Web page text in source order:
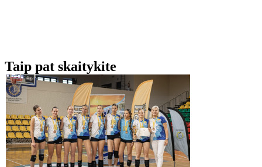
Taip pat skaitykite